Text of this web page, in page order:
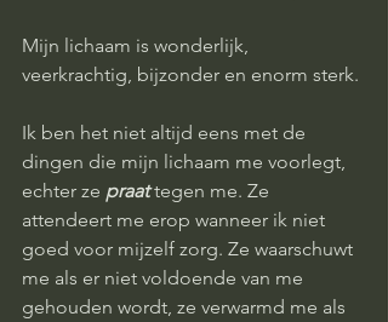
Mijn lichaam is wonderlijk,
veerkrachtig, bijzonder en enorm sterk.
Ik ben het niet altijd eens met de
dingen die mijn lichaam me voorlegt,
echter ze praat tegen me. Ze
attendeert me erop wanneer ik niet
goed voor mijzelf zorg. Ze waarschuwt
me als er niet voldoende van me
gehouden wordt, ze verwarmd me als